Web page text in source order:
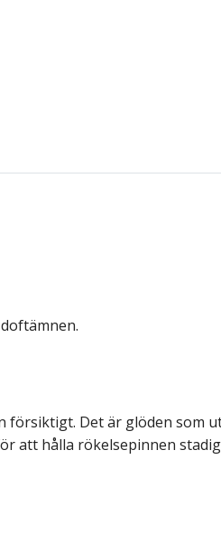
Det är glöden som
att hålla rökelsepinnen